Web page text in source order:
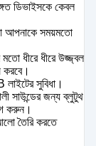
ডিভাইসকে কেবল
আপনাকে সময়মতো
ধীরে ধীরে উজ্জ্বল
করবে।
সুবিধা।
জন্য ব্লুটুথ
করুন।
তৈরি করতে